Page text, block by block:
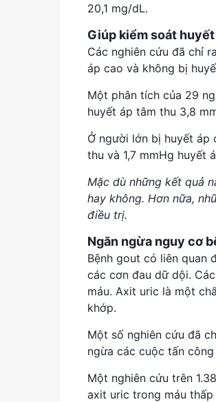
20,1 mg/dL.
Giúp kiểm soát huyết
Các nghiên cứu đã chỉ
áp cao và không bị
Một phân tích của 29
huyết áp tâm thu 3,8
Ở người lớn bị huyết áp
thu và 1,7 mmHg huyết
Mặc dù những kết quả
hay không. Hơn nữa,
điều trị.
Ngăn ngừa nguy cơ
Bệnh gout có liên quan
các cơn đau dữ dội.
máu. Axit uric là một
khớp.
Một số nghiên cứu đã
ngừa các cuộc tấn
Một nghiên cứu trên
axit uric trong máu